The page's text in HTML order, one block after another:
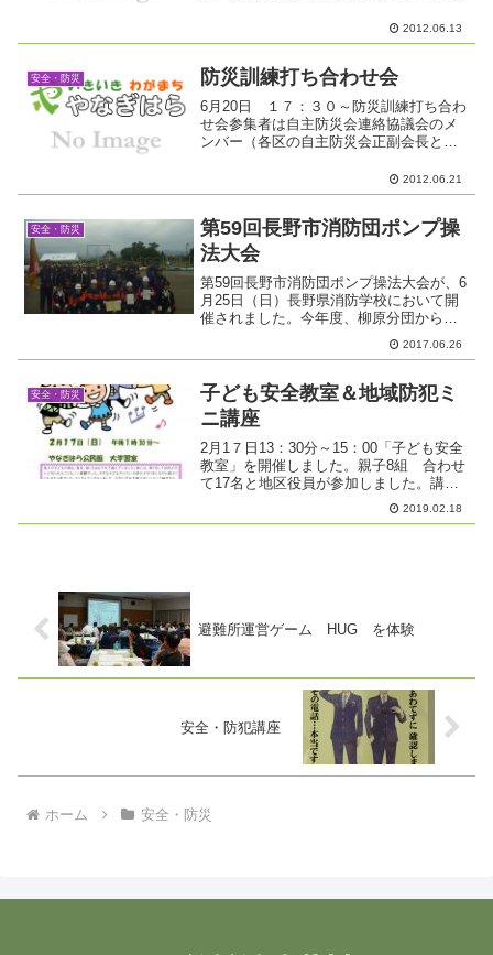
ついての説明をしています。毎回のこと
ですが、安全・防災部会の会議はとても
2012.06.13
安全・防災 防災訓練打ち合わせ会
6月20日 １７：３０～防災訓練打ち合わ
せ会参集者は自主防災会連絡協議会のメ
ンバー（各区の自主防災会正副会長と防
防災部会員支所に加え 参与の消防柳原
分署長東北交番所長 にも参加いただきま
2012.06.21
安全・防災
第59回長野市消防団ポンプ操
法大会
第59回長野市消防団ポンプ操法大会が、6
月25日（日）長野県消防学校において開
催されました。今年度、柳原分団からも
精鋭が出場しました。結果は、以下のと
おりです。第6位 優秀賞 （出場13チー
ポンプ操法...
2017.06.26
安全・防災
子ども安全教室＆地域防犯ミ
ニ講座
2月1７日13：30分～15：00「子ども安全
教室」を開催しました。親子8組 合わせ
て17名と地区役員が参加しました。講師
は、<うさぎママのパトロール教室>の武
田信彦さん子どもたちも元気に体を動か
2019.02.18
避難所運営ゲーム HUG を体験
安全・防犯講座
ホーム 安全・防災